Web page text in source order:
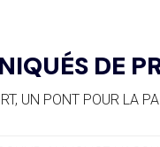
DE VOIR LA LUGE
« N'EST PAS FINI
À L'ARC
À
DE
UN PONT POUR LA